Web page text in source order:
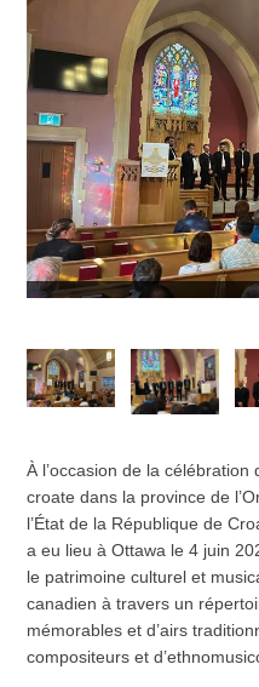
À l’occasion de la
croate dans la province de
l’État de la République de
a eu lieu à Ottawa le 4 juin
le patrimoine culturel et
canadien à travers un
mémorables et d’airs
compositeurs et